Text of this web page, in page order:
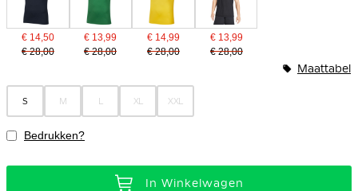
€ 14,50
€ 28,00
€ 13,99
€ 28,00
€ 14,99
€ 28,00
€ 13,99
€ 28,00
S M L XL XXL
Maattabel
Bedrukken?
In Winkelwagen